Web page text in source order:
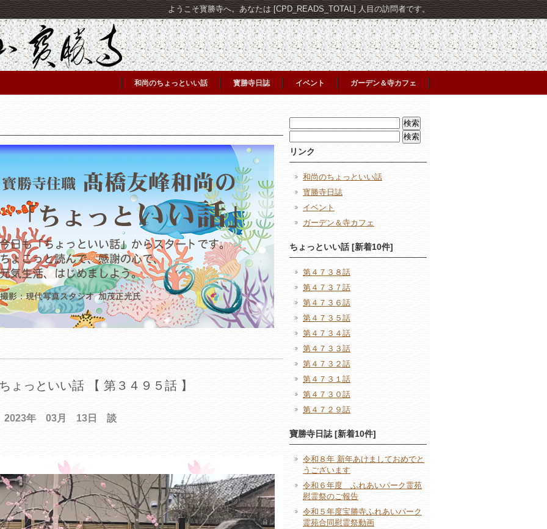
ようこそ寳勝寺へ。あなたは [CPD_READS_TOTAL] 人目の訪問者です。
和尚のちょっといい話 寳勝寺日誌 イベント ガーデン＆寺カフェ
ょっといい話 【 第３４９５話 】
2023年 03月 13日 談
索:
索:
リンク
和尚のちょっといい話
寳勝寺日誌
イベント
ガーデン＆寺カフェ
ちょっといい話 [新着10件]
第４７３８話
第４７３７話
第４７３６話
第４７３５話
第４７３４話
第４７３３話
第４７３２話
第４７３１話
第４７３０話
第４７２９話
寶勝寺日誌 [新着10件]
令和８年 新年あけましておめでと
うございます
令和６年度 ふれあいパーク霊苑
慰霊祭のご報告
令和５年度宝勝寺ふれあいパーク
霊苑合同慰霊祭動画